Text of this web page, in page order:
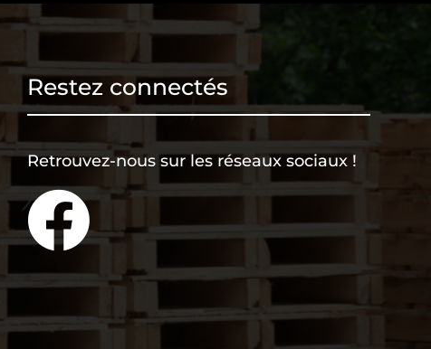
Restez connectés
Retrouvez-nous sur les réseaux sociaux !
